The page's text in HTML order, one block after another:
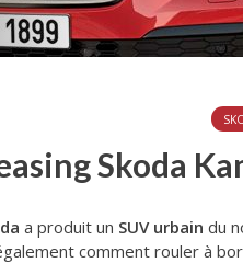
Skoda
a produit un SUV urbain du
comment rouler à